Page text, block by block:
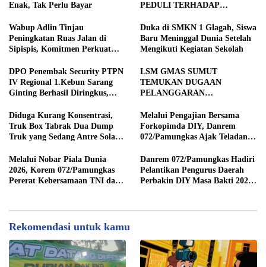
Enak, Tak Perlu Bayar
PEDULI TERHADAP
STRATEGIS PEMBANGUNAN
Wabup Adlin Tinjau
Peningkatan Ruas Jalan di
Sipispis, Komitmen Perkuat
Duka di SMKN 1 Glagah, Siswa
Baru Meninggal Dunia Setelah
Mengikuti Kegiatan Sekolah
DPO Penembak Security PTPN
IV Regional 1.Kebun Sarang
Ginting Berhasil Diringkus,
2025
LSM GMAS SUMUT
TEMUKAN DUGAAN
PELANGGARAN
JUTA DI SERGAI:
DIBORONGKAN KE PIHAK
LUAR DESA, PEKERJA
Diduga Kurang Konsentrasi,
Truk Box Tabrak Dua Dump
Truk yang Sedang Antre Solar
Melalui Pengajian Bersama
Forkopimda DIY, Danrem
072/Pamungkas Ajak Teladani
Diponegoro
Melalui Nobar Piala Dunia
2026, Korem 072/Pamungkas
Pererat Kebersamaan TNI dan
Danrem 072/Pamungkas Hadiri
Pelantikan Pengurus Daerah
Perbakin DIY Masa Bakti 2026-
Rekomendasi untuk kamu